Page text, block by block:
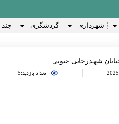
شهرداری گردشگری
شهیدرجایی جنوبی
تعداد بازدید:5